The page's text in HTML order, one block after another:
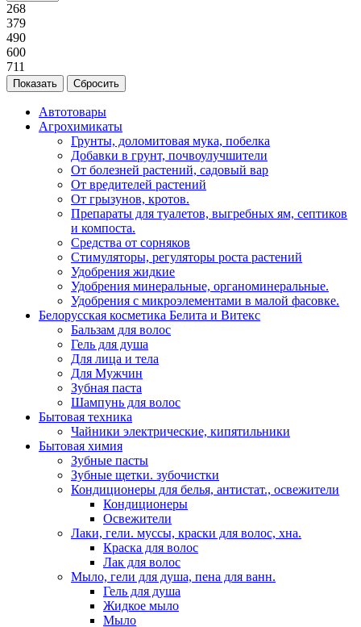
268
379
490
600
711
Сбросить
Автотовары
Агрохимикаты
Грунты, доломитовая мука, побелка
Добавки в грунт, почвоулучшители
От болезней растений, садовый вар
От вредителей растений
От грызунов, кротов.
Препараты для туалетов, выгребных ям, септиков
и компоста.
Средства от сорняков
Стимуляторы, регуляторы роста растений
Удобрения жидкие
Удобрения минеральные, органоминеральные.
Удобрения с микроэлементами в малой фасовке.
Белорусская косметика Белита и Витекс
Бальзам для волос
Гель для душа
Для лица и тела
Для Мужчин
Зубная паста
Шампунь для волос
Бытовая техника
Чайники электрические, кипятильники
Бытовая химия
Зубные пасты
Зубные щетки. зубочистки
Кондиционеры для белья, антистат., освежители
Кондиционеры
Освежители
Лаки, гели. муссы, краски для волос, хна.
Краска для волос
Лак для волос
Мыло, гели для душа, пена для ванн.
Гель для душа
Жидкое мыло
Мыло